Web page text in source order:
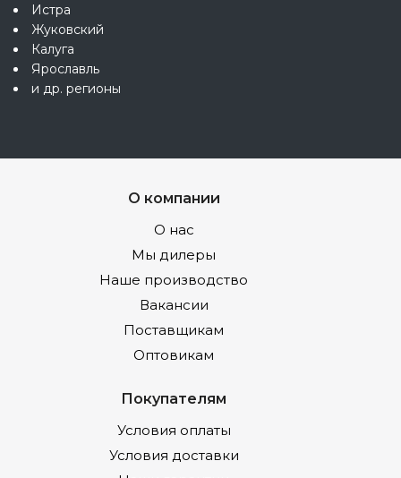
Истра
Жуковский
Калуга
Ярославль
и др. регионы
О компании
О нас
Мы дилеры
Наше производство
Вакансии
Поставщикам
Оптовикам
Покупателям
Условия оплаты
Условия доставки